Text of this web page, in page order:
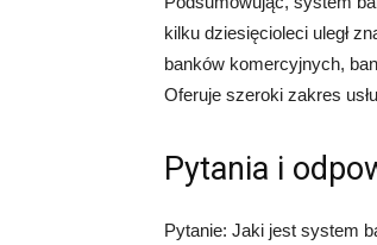
kilku dziesięcioleci uległ
banków komercyjnych,
Oferuje szeroki zakres
Pytania i
Pytanie: Jaki jest system